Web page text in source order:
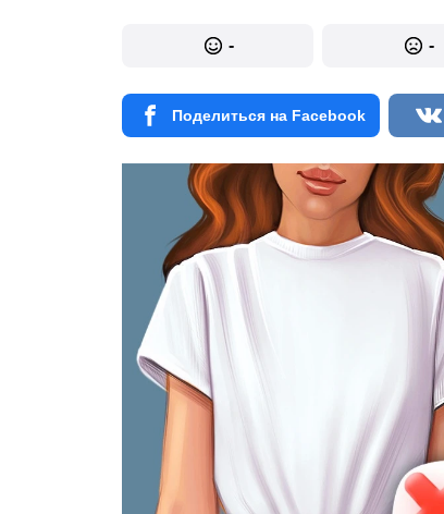
- -
Поделиться на Facebook